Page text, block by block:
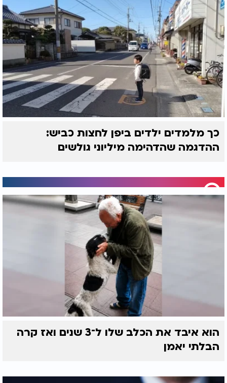
כך מלמדים ילדים ביפן לחצות כביש:
ההדגמה שהדהימה מיליוני גולשים
הוא איבד את הכלב שלו ל־3 שנים ואז קרה
הבלתי יאמן